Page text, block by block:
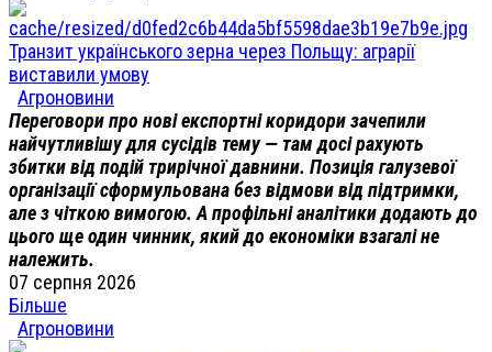
Транзит українського зерна через Польщу: аграрії
виставили умову
Агроновини
Переговори про нові експортні коридори зачепили
найчутливішу для сусідів тему — там досі рахують
збитки від подій трирічної давнини. Позиція галузевої
організації сформульована без відмови від підтримки,
але з чіткою вимогою. А профільні аналітики додають до
цього ще один чинник, який до економіки взагалі не
належить.
07 серпня 2026
Більше
Агроновини